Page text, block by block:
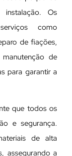
Os
como
de fiações,
de
para garantir a
que todos os
e segurança.
de alta
assegurando a